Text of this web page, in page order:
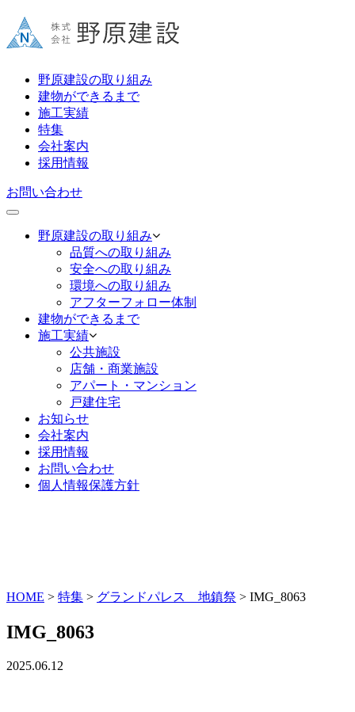
野原建設の取り組み
建物ができるまで
施工実績
特集
会社案内
採用情報
お問い合わせ
野原建設の取り組み
品質への取り組み
安全への取り組み
環境への取り組み
アフターフォロー体制
建物ができるまで
施工実績
公共施設
店舗・商業施設
アパート・マンション
戸建住宅
お知らせ
会社案内
採用情報
お問い合わせ
個人情報保護方針
HOME > 特集 > グランドパレス 地鎮祭 > IMG_8063
IMG_8063
2025.06.12